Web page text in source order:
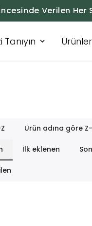
Verilen Her
Tanıyın Ürünler
Ürün adına göre
İlk eklenen